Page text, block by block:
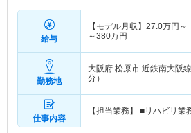
給与
【モデル月収】 27.0万円～
～380万円
勤務地
大阪府 松原市 近鉄南大阪
分）
仕事内容
【担当業務】 ■リハビリ業